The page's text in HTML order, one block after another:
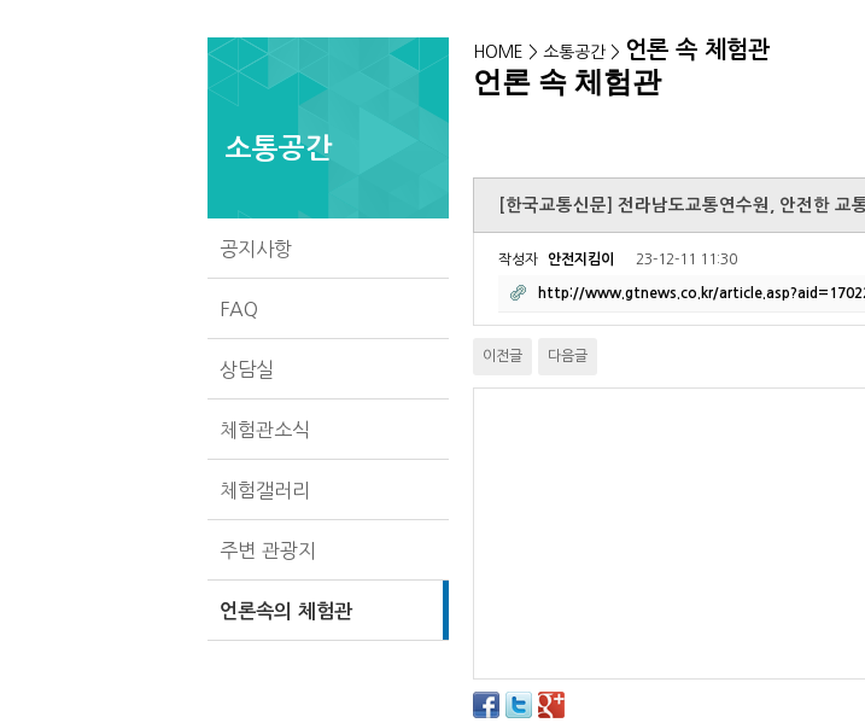
소통공간
공지사항
FAQ
상담실
체험관소식
체험갤러리
주변 관광지
언론속의 체험관
HOME > 소통공간 > 언론 속 체험관
언론 속 체험관
[한국교통신문] 전라남도교통연수원, 안전한 교
작성자 안전지킴이 23-12-11 11:30
http://www.gtnews.co.kr/
이전글 다음글